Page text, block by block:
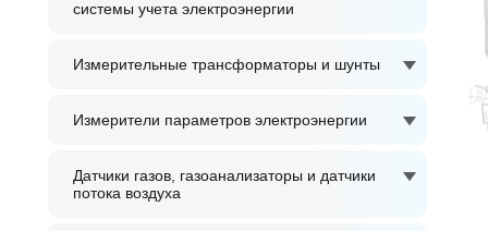
системы учета электроэнергии
Измерительные трансформаторы и шунты
Измерители параметров электроэнергии
Датчики газов, газоанализаторы и датчики
потока воздуха